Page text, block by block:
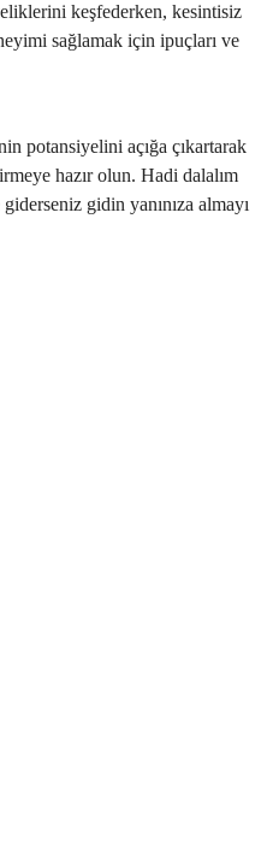
keşfederken, kesintisiz
sağlamak için ipuçları ve
potansiyelini açığa çıkartarak
hazır olun. Hadi dalalım
gidin yanınıza almayı